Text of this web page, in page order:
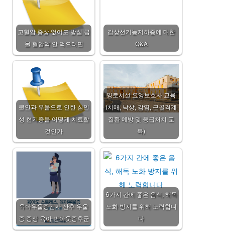
고혈압 증상 없어도 방심 금
물 혈압약 안 먹으려면
갑상선기능저하증에 대한
Q&A
불안과 우울으로 인한 심인
성 현기증을 어떻게 치료할
것인가
양로시설 요양보호사 교육
(치매, 낙상, 감염, 근골격계
질환 예방 및 응급처치 교
육)
육아우울증검사 산후 우울
증 증상 육아 번아웃증후군
6가지 간에 좋은 음식, 해독
노화 방지를 위해 노력합니
다